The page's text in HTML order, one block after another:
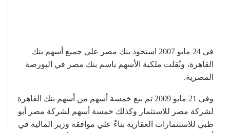
في 24 مايو 2007 استحوذ بنك مصر علي جميع أسهم بنك
القاهرة، ونُقلت ملكية الأسهم باسم بنك مصر في البورصة
المصرية.
وفي 21 مايو 2009 تم بيع خمسة أسهم من أسهم بنك القاهرة
لشركة مصر للاستثمار وكذلك خمسة أسهم لشركة مصر أبو
ظبي للاستثمارات العقارية بناءً علي موافقة وزير المالية في